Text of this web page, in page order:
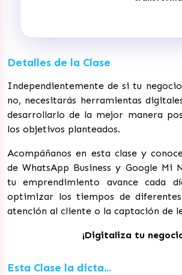
Detalles de la Clase
Independientemente de si tu
no, necesitarás herramientas
desarrollarlo de la mejor manera
los objetivos planteados.
Acompáñanos en esta clase y
de WhatsApp Business y Google Mi
tu emprendimiento avance cada
optimizar los tiempos de
atención al cliente o la captación de
¡Digitaliza tu
Esta Clase la dicta...